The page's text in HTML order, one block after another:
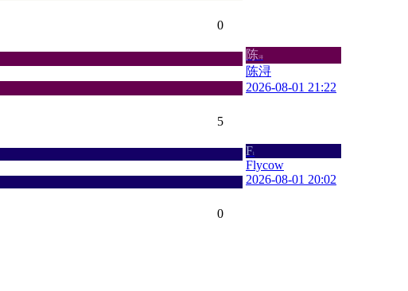
0
陈浔
陈浔
2026-08-01 21:22
5
Fl
Flycow
2026-08-01 20:02
0